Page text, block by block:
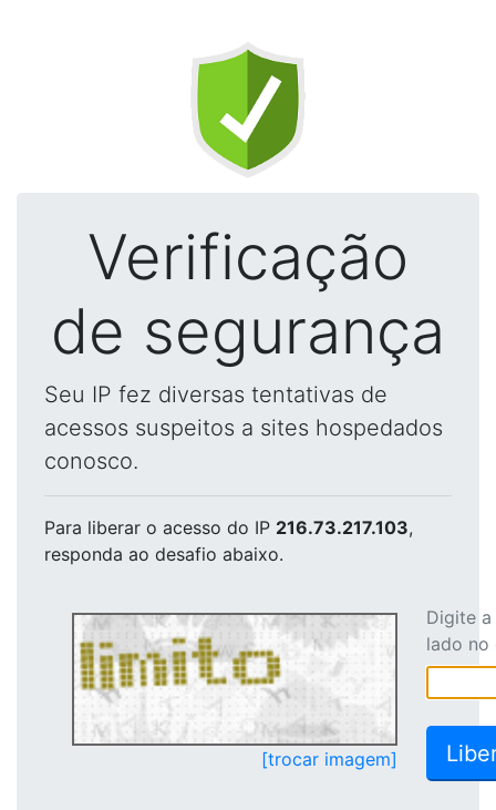
Verificação
de segurança
Seu IP fez diversas tentativas de
acessos suspeitos a sites hospedados
conosco.
Para liberar o acesso do IP 216.73.217.103,
responda ao desafio abaixo.
[trocar imagem]
Digite
lado no